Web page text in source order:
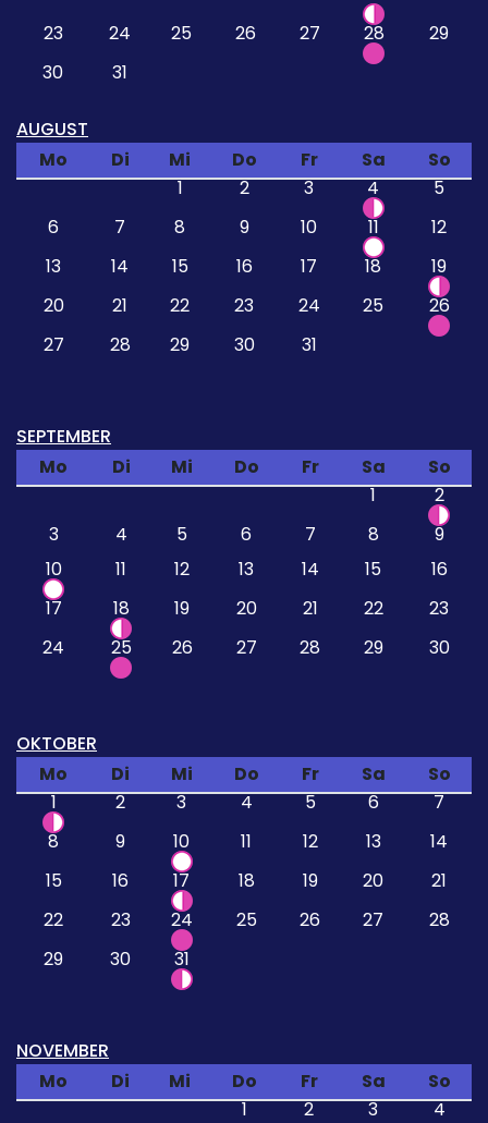
23
24 25 26 27 28
29
30
31
AUGUST
Mo
Di Mi Do Fr Sa
So
1
2 3 4
5
6
7 8 9 10 11
12
13
14 15 16 17 18
19
20
21 22 23 24 25
26
27
28 29 30 31
SEPTEMBER
Mo
Di Mi Do Fr Sa
So
1
2
3
4 5 6 7 8
9
10
11 12 13 14 15
16
17
18 19 20 21 22
23
24
25 26 27 28 29 30
OKTOBER
Mo
Di Mi Do Fr Sa
So
1
2 3 4 5 6
7
8
9 10 11 12 13
14
15
16 17 18 19 20
21
22
23 24 25 26 27
28
29
30 31
NOVEMBER
Mo
Di Mi Do Fr Sa
So
1
2 3
4